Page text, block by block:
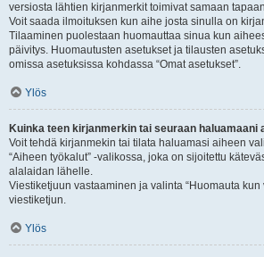
versiosta lähtien kirjanmerkit toimivat samaan
Voit saada ilmoituksen kun aihe josta sinulla on
Tilaaminen puolestaan huomauttaa sinua kun
päivitys. Huomautusten asetukset ja tilausten
omissa asetuksissa kohdassa “Omat asetukset”.
Ylös
Kuinka teen kirjanmerkin tai seuraan haluamaani
Voit tehdä kirjanmekin tai tilata haluamasi aiheen
“Aiheen työkalut” -valikossa, joka on sijoitettu
alalaidan lähelle.
Viestiketjuun vastaaminen ja valinta “Huomauta kun
viestiketjun.
Ylös